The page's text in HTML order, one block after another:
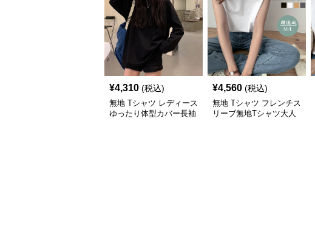
¥4,310 (税込)
無地 Tシャツ レディース
ゆったり体型カバー長袖
¥4,560 (税込)
無地 Tシャツ フレンチス
リーブ無地Tシャツ大人